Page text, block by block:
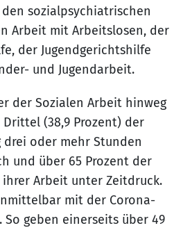
sozialpsychiatrischen
Arbeit mit Arbeitslosen, der
der Jugendgerichtshilfe
und Jugendarbeit.
der Sozialen Arbeit hinweg
(38,9 Prozent) der
drei oder mehr Stunden
und über 65 Prozent der
Arbeit unter Zeitdruck.
mit der Corona-
So geben einerseits über 49